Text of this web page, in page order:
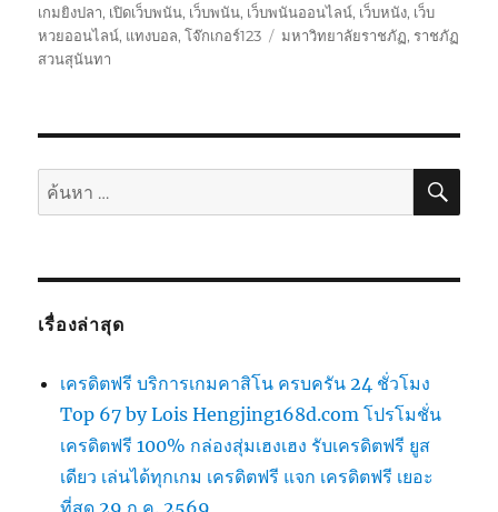
เรื่อง
เกมยิงปลา, เปิดเว็บพนัน, เว็บพนัน, เว็บพนันออนไลน์, เว็บหนัง, เว็บ
หวยออนไลน์, แทงบอล,โจ๊กเกอร์123
ป้าย
มหาวิทยาลัยราชภัฏ,ราชภัฏ
สวนสุนันทา
ค้นหา: ค้น
เรื่องล่าสุด
เครดิตฟรี บริการเกมคาสิโน ครบครัน 24 ชั่วโมง
Top 67 by Lois Hengjing168d.com โปรโมชั่น
เครดิตฟรี 100% กล่องสุ่มเฮงเฮง รับเครดิตฟรี ยูส
เดียว เล่นได้ทุกเกม เครดิตฟรี แจก เครดิตฟรี เยอะ
ที่สุด 29 ก.ค. 2569